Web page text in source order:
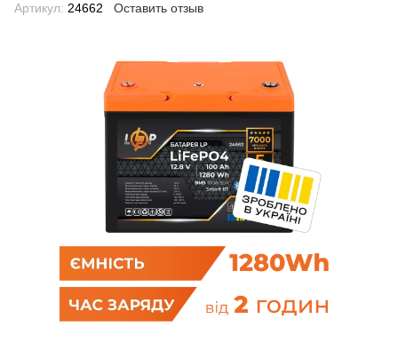
Артикул: 24662 Оставить отзыв